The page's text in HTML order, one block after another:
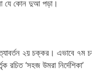
যে কোন দুআ পড়া।
২য় চক্কর। এভাবে ৭ম
‘সহজ উমরা নির্দেশিকা’